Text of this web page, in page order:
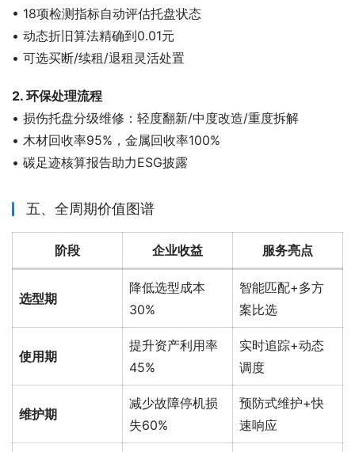
• 18项检测指标自动评估托盘状态
• 动态折旧算法精确到0.01元
• 可选买断/续租/退租灵活处置
2. 环保处理流程
• 损伤托盘分级维修：轻度翻新/中度改造/重度拆解
• 木材回收率95%，金属回收率100%
• 碳足迹核算报告助力ESG披露
五、全周期价值图谱
阶段 企业收益 服务亮点
选型期
降低选型成本
30%
智能匹配+多方
案比选
使用期
提升资产利用率
45%
实时追踪+动态
调度
维护期
减少故障停机损
失60%
预防式维护+快
速响应